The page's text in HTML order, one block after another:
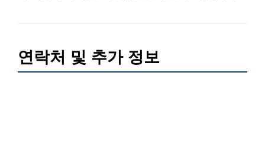
연락처 및 추가 정보